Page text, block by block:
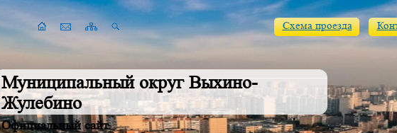
Муниципальный округ Выхино-
Жулебино
Официальный сайт
Схема проезда